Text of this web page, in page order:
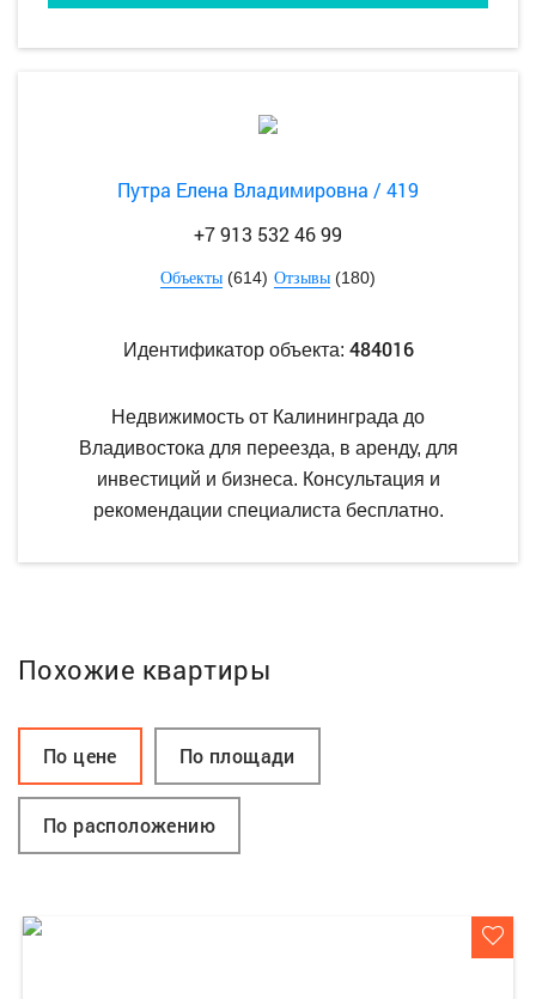
Путра Елена Владимировна / 419
+7 913 532 46 99
Объекты (614) Отзывы (180)
Идентификатор объекта: 484016
Недвижимость от Калининграда до
Владивостока для переезда, в аренду, для
инвестиций и бизнеса. Консультация и
рекомендации специалиста бесплатно.
Похожие квартиры
По цене По площади
По расположению